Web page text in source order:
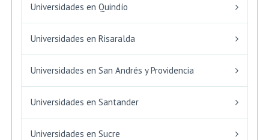
Universidades en Quindío
Universidades en Risaralda
Universidades en San Andrés y Providencia
Universidades en Santander
Universidades en Sucre